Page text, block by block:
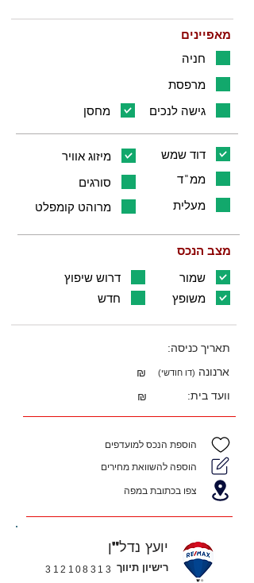
מאפיינים
חניה
מרפסת
מחסן
גישה לנכים
מיזוג אוויר
דוד שמש
סורגים
ממ"ד
מרוהט קומפלט
מעלית
מצב הנכס
דרוש שיפוץ
שמור
חדש
משופץ
תאריך כניסה:
₪
ארנונה (דו חודשי)
₪ וועד בית:
הוספת הנכס למועדפים
הוספה להשוואת מחירים
צפו בכתובת במפה
יועץ נדל"ן
312108313 רישיון תיווך